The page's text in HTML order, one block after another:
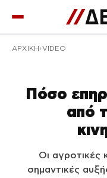
ΑΡΧΙΚΉ VIDEO
Πόσο
από
Οι αγροτικές
σημαντικές